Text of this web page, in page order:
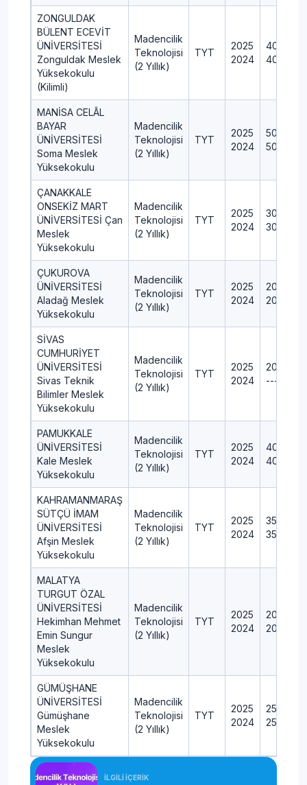
ZONGULDAK
BÜLENT ECEVİT
ÜNİVERSİTESİ
Zonguldak Meslek
Yüksekokulu
(Kilimli)
Madencilik
Teknolojisi
(2 Yıllık)
TYT
2025
2024
40
40
MANİSA CELÂL
BAYAR
ÜNİVERSİTESİ
Soma Meslek
Yüksekokulu
Madencilik
Teknolojisi
(2 Yıllık)
TYT
2025
2024
50
50
ÇANAKKALE
ONSEKİZ MART
ÜNİVERSİTESİ Çan
Meslek
Yüksekokulu
Madencilik
Teknolojisi
(2 Yıllık)
TYT
2025
2024
30
30
ÇUKUROVA
ÜNİVERSİTESİ
Aladağ Meslek
Yüksekokulu
Madencilik
Teknolojisi
(2 Yıllık)
TYT
2025
2024
20
20
SİVAS
CUMHURİYET
ÜNİVERSİTESİ
Sivas Teknik
Bilimler Meslek
Yüksekokulu
Madencilik
Teknolojisi
(2 Yıllık)
TYT
2025
2024
20
---
PAMUKKALE
ÜNİVERSİTESİ
Kale Meslek
Yüksekokulu
Madencilik
Teknolojisi
(2 Yıllık)
TYT
2025
2024
40
40
KAHRAMANMARAŞ
SÜTÇÜ İMAM
ÜNİVERSİTESİ
Afşin Meslek
Yüksekokulu
Madencilik
Teknolojisi
(2 Yıllık)
TYT
2025
2024
35
35
MALATYA
TURGUT ÖZAL
ÜNİVERSİTESİ
Hekimhan Mehmet
Emin Sungur
Meslek
Yüksekokulu
Madencilik
Teknolojisi
(2 Yıllık)
TYT
2025
2024
20
20
GÜMÜŞHANE
ÜNİVERSİTESİ
Gümüşhane
Meslek
Yüksekokulu
Madencilik
Teknolojisi
(2 Yıllık)
TYT
2025
2024
25
25
İLGİLİ İÇERİK